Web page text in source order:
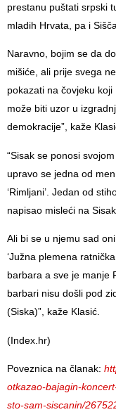
prestanu puštati srpski
mladih Hrvata, pa i
Naravno, bojim se da
mišiće, ali prije svega
pokazati na čovjeku
može biti uzor u
demokracije”, kaže
“Sisak se ponosi
upravo se jedna od
‘Rimljani’. Jedan od
napisao misleći na Sisak.
Ali bi se u njemu sad
‘Južna plemena
barbara a sve je manje
barbari nisu došli pod
(Siska)”, kaže Klasić.
(Index.hr)
Poveznica na članak:
otkazao-bajagin-
sto-sam-siscanin/